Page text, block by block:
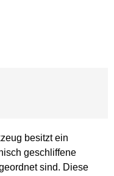
besitzt ein
geschliffene
sind. Diese